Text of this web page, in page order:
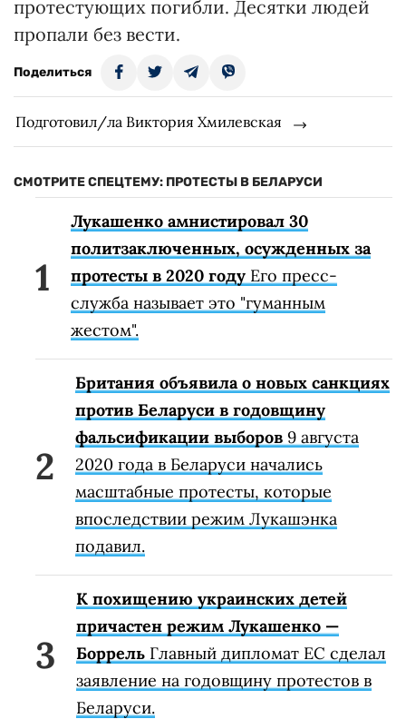
протестующих погибли. Десятки людей
пропали без вести.
Поделиться
Подготовил/ла Виктория Хмилевская
СМОТРИТЕ СПЕЦТЕМУ: ПРОТЕСТЫ В БЕЛАРУСИ
Лукашенко амнистировал 30
политзаключенных, осужденных за
протесты в 2020 году Его пресс-
служба называет это "гуманным
жестом".
Британия объявила о новых санкциях
против Беларуси в годовщину
фальсификации выборов 9 августа
2020 года в Беларуси начались
масштабные протесты, которые
впоследствии режим Лукашэнка
подавил.
К похищению украинских детей
причастен режим Лукашенко —
Боррель Главный дипломат ЕС сделал
заявление на годовщину протестов в
Беларуси.